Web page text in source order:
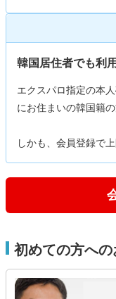
韓国居住者でも利
エクスパロ指定の本
にお住まいの韓国籍
しかも、会員登録で
初めての方へ